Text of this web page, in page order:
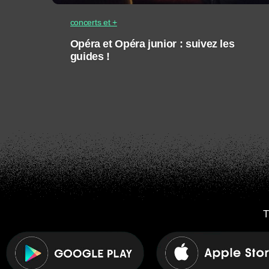
concerts et +
Opéra et Opéra junior : suivez les
guides !